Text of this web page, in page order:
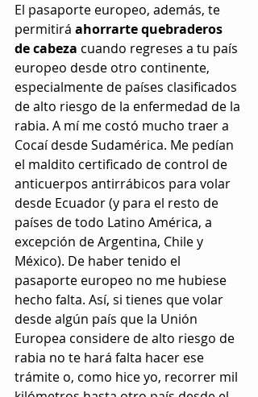
El pasaporte europeo, además, te
permitirá ahorrarte quebraderos
de cabeza cuando regreses a tu país
europeo desde otro continente,
especialmente de países clasificados
de alto riesgo de la enfermedad de la
rabia. A mí me costó mucho traer a
Cocaí desde Sudamérica. Me pedían
el maldito certificado de control de
anticuerpos antirrábicos para volar
desde Ecuador (y para el resto de
países de todo Latino América, a
excepción de Argentina, Chile y
México). De haber tenido el
pasaporte europeo no me hubiese
hecho falta. Así, si tienes que volar
desde algún país que la Unión
Europea considere de alto riesgo de
rabia no te hará falta hacer ese
trámite o, como hice yo, recorrer mil